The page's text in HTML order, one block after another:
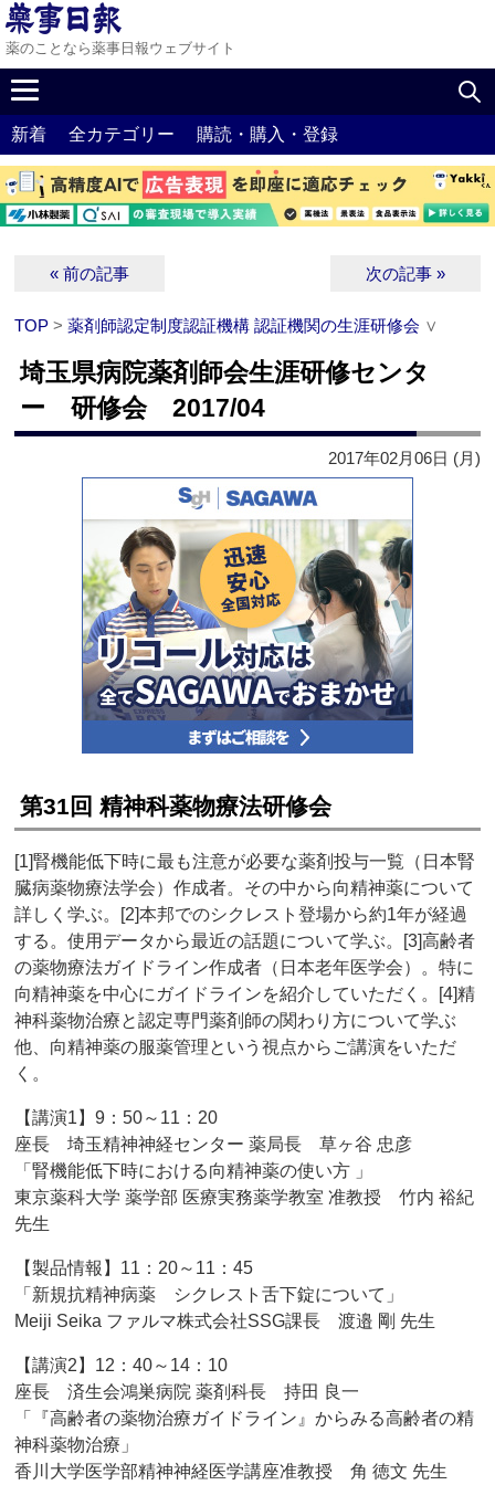
薬のことなら薬事日報ウェブサイト
新着 全カテゴリー 購読・購入・登録
« 前の記事 次の記事 »
TOP >薬剤師認定制度認証機構 認証機関の生涯研修会 ∨
埼玉県病院薬剤師会生涯研修センタ
ー 研修会 2017/04
2017年02月06日 (月)
第31回 精神科薬物療法研修会
[1]腎機能低下時に最も注意が必要な薬剤投与一覧（日本腎
臓病薬物療法学会）作成者。その中から向精神薬について
詳しく学ぶ。[2]本邦でのシクレスト登場から約1年が経過
する。使用データから最近の話題について学ぶ。[3]高齢者
の薬物療法ガイドライン作成者（日本老年医学会）。特に
向精神薬を中心にガイドラインを紹介していただく。[4]精
神科薬物治療と認定専門薬剤師の関わり方について学ぶ
他、向精神薬の服薬管理という視点からご講演をいただ
く。
【講演1】9：50～11：20
座長 埼玉精神神経センター 薬局長 草ヶ谷 忠彦
「腎機能低下時における向精神薬の使い方 」
東京薬科大学 薬学部 医療実務薬学教室 准教授 竹内 裕紀
先生
【製品情報】11：20～11：45
「新規抗精神病薬 シクレスト舌下錠について」
Meiji Seika ファルマ株式会社SSG課長 渡邉 剛 先生
【講演2】12：40～14：10
座長 済生会鴻巣病院 薬剤科長 持田 良一
「『高齢者の薬物治療ガイドライン』からみる高齢者の精
神科薬物治療」
香川大学医学部精神神経医学講座准教授 角 徳文 先生